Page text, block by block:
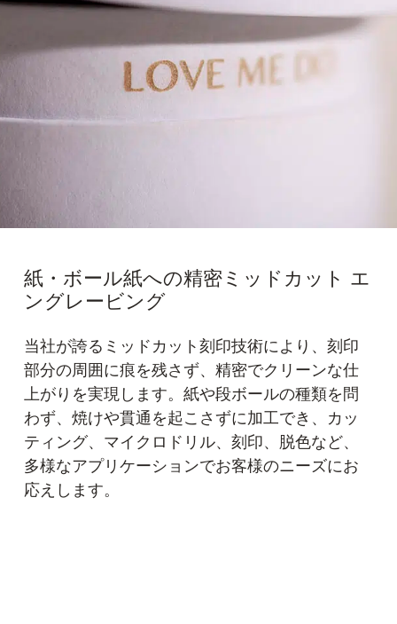
紙・ボール紙への精密ミッドカット エ
ングレービング
当社が誇るミッドカット刻印技術により、刻印
部分の周囲に痕を残さず、精密でクリーンな仕
上がりを実現します。紙や段ボールの種類を問
わず、焼けや貫通を起こさずに加工でき、カッ
ティング、マイクロドリル、刻印、脱色など、
多様なアプリケーションでお客様のニーズにお
応えします。